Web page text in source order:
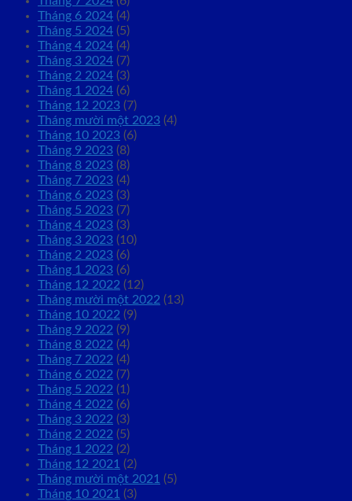
Tháng 6 2024 (4)
Tháng 5 2024 (5)
Tháng 4 2024 (4)
Tháng 3 2024 (7)
Tháng 2 2024 (3)
Tháng 1 2024 (6)
Tháng 12 2023 (7)
Tháng mười một 2023 (4)
Tháng 10 2023 (6)
Tháng 9 2023 (8)
Tháng 8 2023 (8)
Tháng 7 2023 (4)
Tháng 6 2023 (3)
Tháng 5 2023 (7)
Tháng 4 2023 (3)
Tháng 3 2023 (10)
Tháng 2 2023 (6)
Tháng 1 2023 (6)
Tháng 12 2022 (12)
Tháng mười một 2022 (13)
Tháng 10 2022 (9)
Tháng 9 2022 (9)
Tháng 8 2022 (4)
Tháng 7 2022 (4)
Tháng 6 2022 (7)
Tháng 5 2022 (1)
Tháng 4 2022 (6)
Tháng 3 2022 (3)
Tháng 2 2022 (5)
Tháng 1 2022 (2)
Tháng 12 2021 (2)
Tháng mười một 2021 (5)
Tháng 10 2021 (3)